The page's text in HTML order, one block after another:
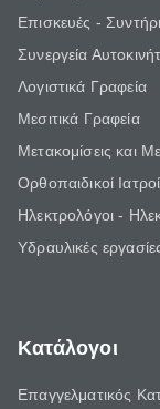
Επισκευές -
Συνεργεία
Λογιστικά Γραφεία
Μεσιτικά Γραφεία
Μετακομίσεις και
Ορθοπαιδικοί Ιατροί
Ηλεκτρολόγοι -
Υδραυλικές
Κατάλογοι
Επαγγελματικός